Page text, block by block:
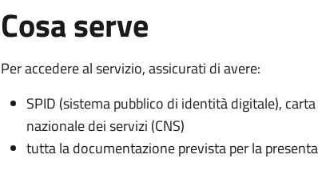
Cosa serve
Per accedere al servizio, assicurati di avere:
SPID (sistema pubblico di identità digitale),
nazionale dei servizi (CNS)
tutta la documentazione prevista per la